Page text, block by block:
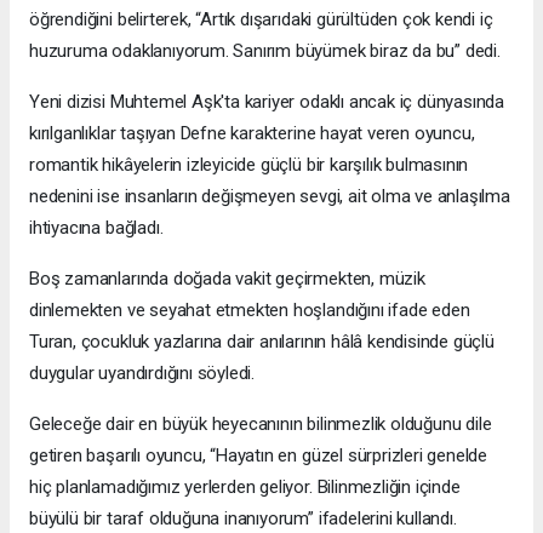
öğrendiğini belirterek, “Artık dışarıdaki gürültüden çok kendi iç
huzuruma odaklanıyorum. Sanırım büyümek biraz da bu” dedi.
Yeni dizisi Muhtemel Aşk'ta kariyer odaklı ancak iç dünyasında
kırılganlıklar taşıyan Defne karakterine hayat veren oyuncu,
romantik hikâyelerin izleyicide güçlü bir karşılık bulmasının
nedenini ise insanların değişmeyen sevgi, ait olma ve anlaşılma
ihtiyacına bağladı.
Boş zamanlarında doğada vakit geçirmekten, müzik
dinlemekten ve seyahat etmekten hoşlandığını ifade eden
Turan, çocukluk yazlarına dair anılarının hâlâ kendisinde güçlü
duygular uyandırdığını söyledi.
Geleceğe dair en büyük heyecanının bilinmezlik olduğunu dile
getiren başarılı oyuncu, “Hayatın en güzel sürprizleri genelde
hiç planlamadığımız yerlerden geliyor. Bilinmezliğin içinde
büyülü bir taraf olduğuna inanıyorum” ifadelerini kullandı.